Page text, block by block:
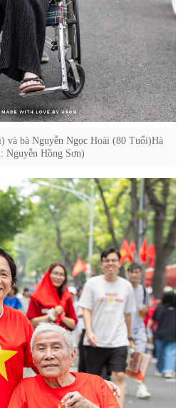
và bà Nguyễn Ngọc Hoài (80 Tuổi)Hà
Nguyễn Hồng Sơn)